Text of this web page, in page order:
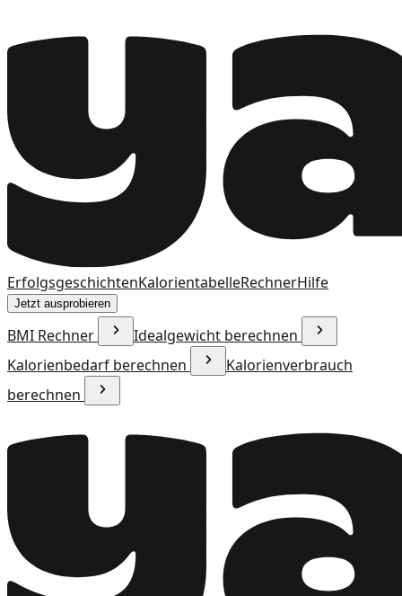
ErfolgsgeschichtenKalorientabelleRechnerHilfe
Jetzt ausprobieren
BMI Rechner
Idealgewicht berechnen
Kalorienbedarf berechnen
Kalorienverbrauch
berechnen